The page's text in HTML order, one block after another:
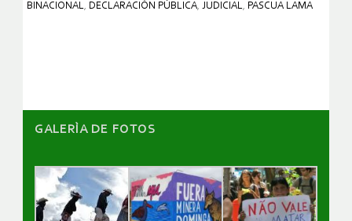
BINACIONAL, DECLARACIÓN PÚBLICA, JUDICIAL, PASCUA LAMA
GALERÌA DE FOTOS